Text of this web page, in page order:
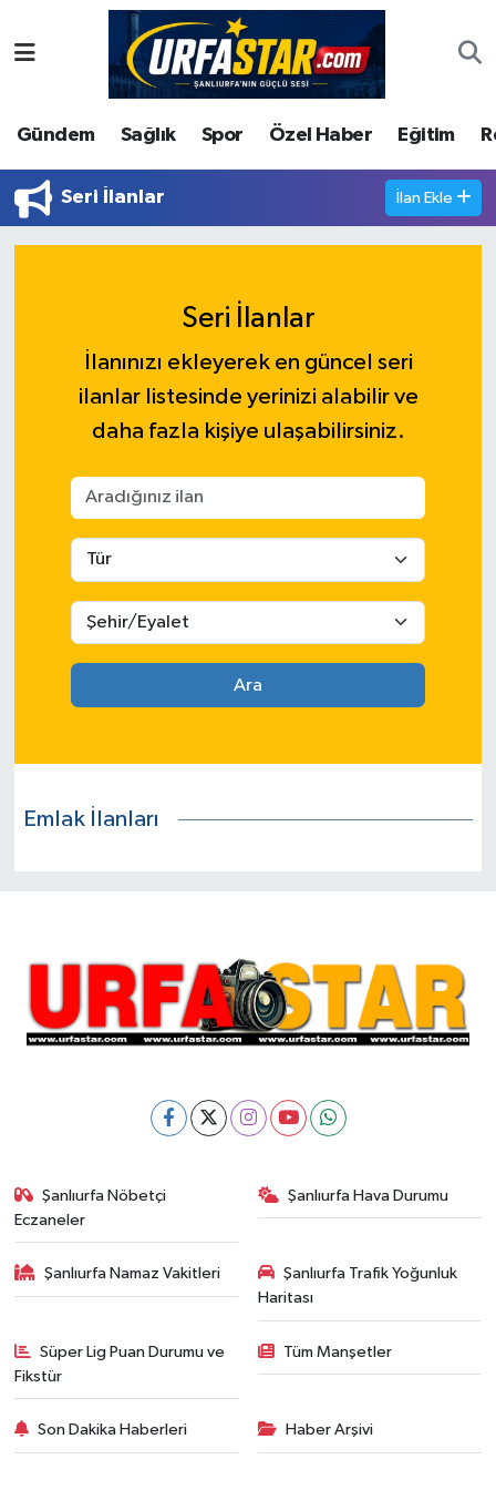
Gündem Sağlık Spor Özel Haber Eğitim
Seri İlanlar İlan Ekle
Seri İlanlar
İlanınızı ekleyerek en güncel seri
ilanlar listesinde yerinizi alabilir ve
daha fazla kişiye ulaşabilirsiniz.
Ara
Emlak İlanları
Şanlıurfa Nöbetçi
Eczaneler
Şanlıurfa Hava Durumu
Şanlıurfa Namaz Vakitleri
Şanlıurfa Trafik Yoğunluk
Haritası
Süper Lig Puan Durumu ve
Fikstür
Tüm Manşetler
Son Dakika Haberleri Haber Arşivi
ASAYİS
ÇEVRE
DUNYA
Gündem
Kültür
Magazin
Şanlıurfa Nöbetçi Eczaneler
Şanlıurfa Hava Durumu
Şanlıurfa Namaz Vakitleri
Süper Lig Puan Durumu ve Fikstür
Tüm Manşetler
Son Dakika Haberleri
Haber Arşivi